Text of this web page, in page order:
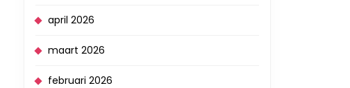
april 2026
maart 2026
februari 2026